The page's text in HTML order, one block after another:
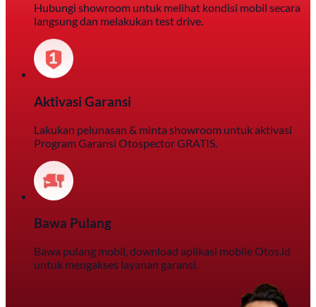
Hubungi showroom untuk melihat kondisi mobil secara
langsung dan melakukan test drive.
Aktivasi Garansi
Lakukan pelunasan & minta showroom untuk aktivasi
Program Garansi Otospector GRATIS.
Bawa Pulang
Bawa pulang mobil, download aplikasi mobile Otos.id
untuk mengakses layanan garansi.